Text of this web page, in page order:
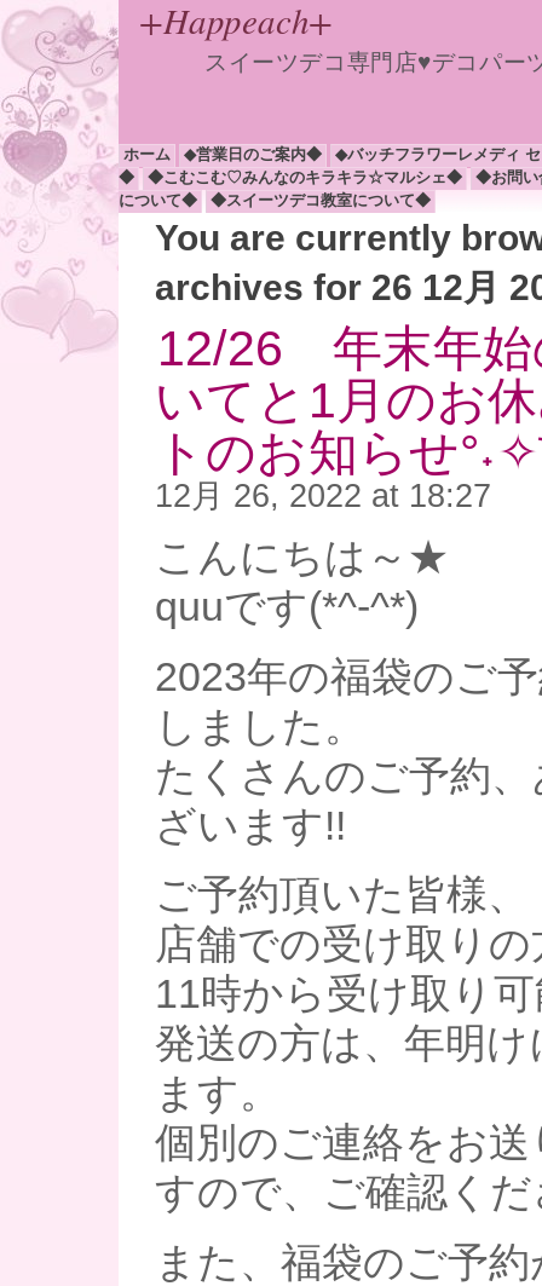
+Happeach+
スイーツデコ専門店♥デコパ
ホーム ◆営業日のご案内◆
◆バッチフラワーレメディ
◆
◆こむこむ♡みんなのキラキラ☆マルシェ◆
◆お問
について◆
◆スイーツデコ教室について◆
You are currently
archives for 26 12月
12/26 年末年始
いてと1月のお
トのお知らせ
12月 26, 2022 at 18:27
こんにちは～★
quuです(*^-^*)
2023年の福袋のご
しました。
たくさんのご予約
ざいます!!
ご予約頂いた皆様、
店舗での受け取り
11時から受け取り
発送の方は、年明
ます。
個別のご連絡をお
すので、ご確認く
また、福袋のご予